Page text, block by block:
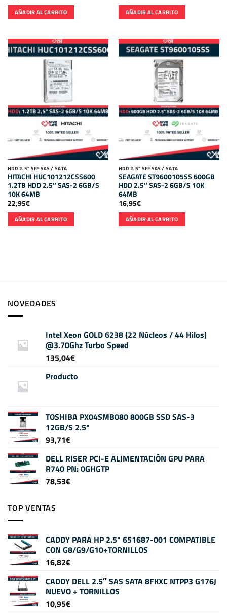
AÑADIR AL CARRITO AÑADIR AL CARRITO
HDD 2.5" SFF SAS / SATA
HITACHI HUC101212CSS600
1.2TB HDD 2.5″ SAS-2 6GB/S
10K 64MB
22,95€
AÑADIR AL CARRITO
HDD 2.5" SFF SAS / SATA
SEAGATE ST9600105SS 600GB
HDD 2.5″ SAS-2 6GB/S 10K
64MB
16,95€
AÑADIR AL CARRITO
NOVEDADES
Intel Xeon GOLD 6238 (22 Núcleos / 44 Hilos)
@3.70Ghz Turbo Speed
135,04€
Producto
TOSHIBA PX04SMB080 800GB SSD SAS-3
12GB/S 2.5"
93,71€
DELL RISER PCI-E ALIMENTACIÓN GPU PARA
R740 PN: 0GHGTP
78,53€
TOP VENTAS
CADDY PARA HP 2.5" 651687-001 COMPATIBLE
CON G8/G9/G10+TORNILLOS
16,82€
CADDY DELL 2.5″ SAS SATA 8FKXC NTPP3 G176J
NUEVO + TORNILLOS
10,95€